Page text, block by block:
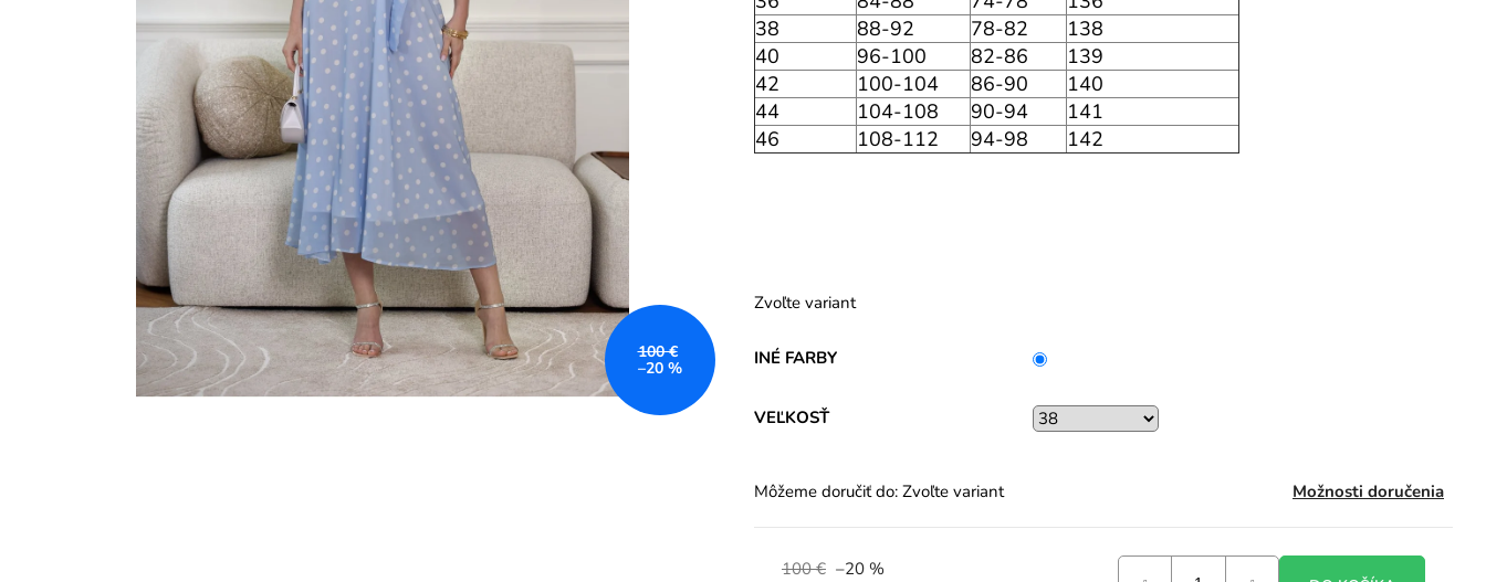
38
88-92 78-82
138
40
96-100 82-86
139
42
100-104 86-90
140
44
104-108 90-94
141
46
108-112 94-98 142
INÉ FARBY
VEĽKOSŤ
Môžeme doručiť do: Zvoľte variant Možnosti doručenia
Zvoľte variant
100 € –20 %
100 €
–20 %